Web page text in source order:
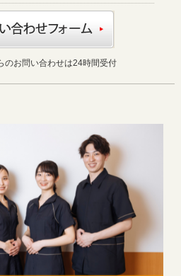
のお問い合わせは24時間受付